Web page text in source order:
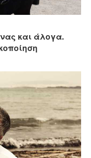
και άλογα.